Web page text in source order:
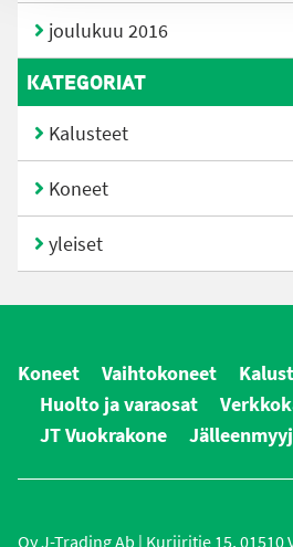
joulukuu 2016
KATEGORIAT
Kalusteet
Koneet
yleiset
Koneet Vaihtokoneet
Huolto ja varaosat
JT Vuokrakone
Oy J-Trading Ab | Kuriiritie 15, 01510